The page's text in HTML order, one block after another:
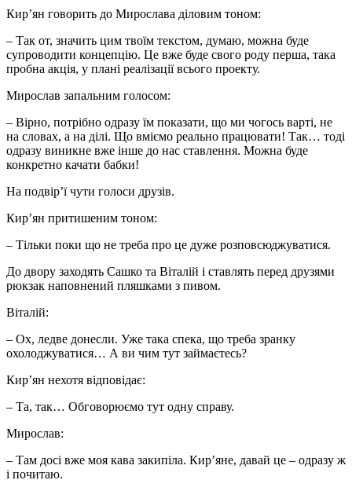
Кир’ян говорить до Мирослава діловим тоном:
– Так от, значить цим твоїм текстом, думаю, можна буде
супроводити концепцію. Це вже буде свого роду перша, така
пробна акція, у плані реалізації всього проекту.
Мирослав запальним голосом:
– Вірно, потрібно одразу їм показати, що ми чогось варті, не
на словах, а на ділі. Що вміємо реально працювати! Так… тоді
одразу виникне вже інше до нас ставлення. Можна буде
конкретно качати бабки!
На подвір’ї чути голоси друзів.
Кир’ян притишеним тоном:
– Тільки поки що не треба про це дуже розповсюджуватися.
До двору заходять Сашко та Віталій і ставлять перед друзями
рюкзак наповнений пляшками з пивом.
Віталій:
– Ох, ледве донесли. Уже така спека, що треба зранку
охолоджуватися… А ви чим тут займаєтесь?
Кир’ян нехотя відповідає:
– Та, так… Обговорюємо тут одну справу.
Мирослав:
– Там досі вже моя кава закипіла. Кир’яне, давай це – одразу ж
і почитаю.